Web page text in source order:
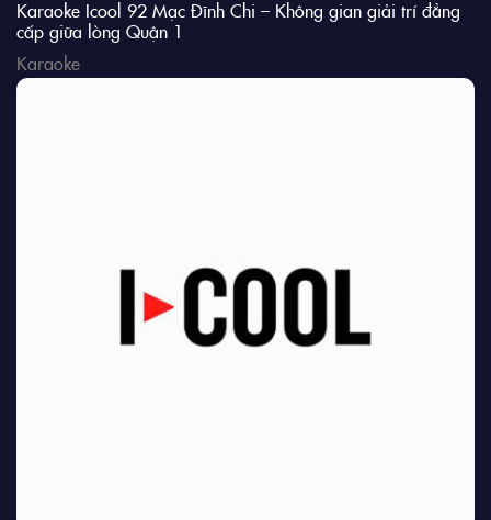
Karaoke Icool 92 Mạc Đĩnh Chi – Không gian giải trí đẳng
cấp giữa lòng Quận 1
Karaoke